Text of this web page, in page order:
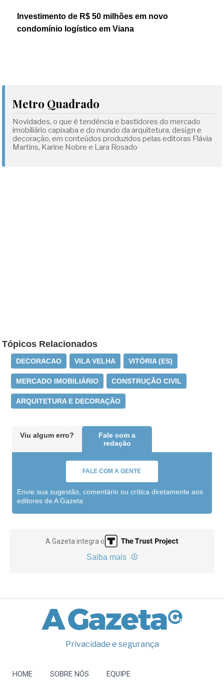
Investimento de R$ 50 milhões em novo
condomínio logístico em Viana
Metro Quadrado
Novidades, o que é tendência e bastidores do mercado
imobiliário capixaba e do mundo da arquitetura, design e
decoração, em conteúdos produzidos pelas editoras Flávia
Martins, Karine Nobre e Lara Rosado
Tópicos Relacionados
DECORACAO VILA VELHA VITÓRIA (ES)
MERCADO IMOBILIÁRIO CONSTRUÇÃO CIVIL
ARQUITETURA E DECORAÇÃO
Viu algum erro?
Fale com a
redação
FALE COM A GENTE
Envie sua sugestão, comentário ou crítica diretamente aos
editores de A Gazeta
A Gazeta integra o
Saiba mais
Privacidade e segurança
HOME SOBRE NÓS EQUIPE